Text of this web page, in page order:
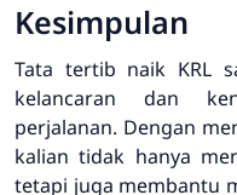
Kesimpulan
Tata tertib naik KRL
kelancaran dan
perjalanan. Dengan
kalian tidak hanya
tetapi juga membantu